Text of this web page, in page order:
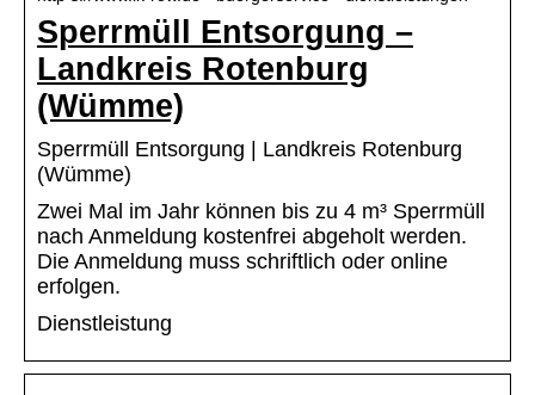
Sperrmüll Entsorgung –
Landkreis Rotenburg
(Wümme)
Sperrmüll Entsorgung | Landkreis Rotenburg
(Wümme)
Zwei Mal im Jahr können bis zu 4 m³ Sperrmüll
nach Anmeldung kostenfrei abgeholt werden.
Die Anmeldung muss schriftlich oder online
erfolgen.
Dienstleistung